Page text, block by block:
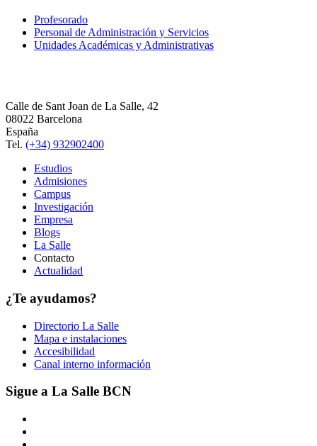
Profesorado
Personal de Administración y Servicios
Unidades Académicas y Administrativas
Calle de Sant Joan de La Salle, 42
08022 Barcelona
España
Tel. (+34) 932902400
Estudios
Admisiones
Campus
Investigación
Empresa
Blogs
La Salle
Contacto
Actualidad
¿Te ayudamos?
Directorio La Salle
Mapa e instalaciones
Accesibilidad
Canal interno información
Sigue a La Salle BCN